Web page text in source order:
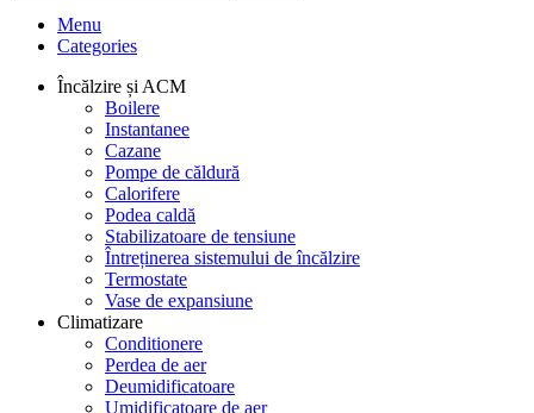
Menu
Categories
Încălzire și ACM
Boilere
Instantanee
Cazane
Pompe de căldură
Calorifere
Podea caldă
Stabilizatoare de tensiune
Întreținerea sistemului de încălzire
Termostate
Vase de expansiune
Climatizare
Conditionere
Perdea de aer
Deumidificatoare
Umidificatoare de aer